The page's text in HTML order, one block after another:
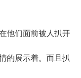
他们面前被人扒开
的展示着。而且扒